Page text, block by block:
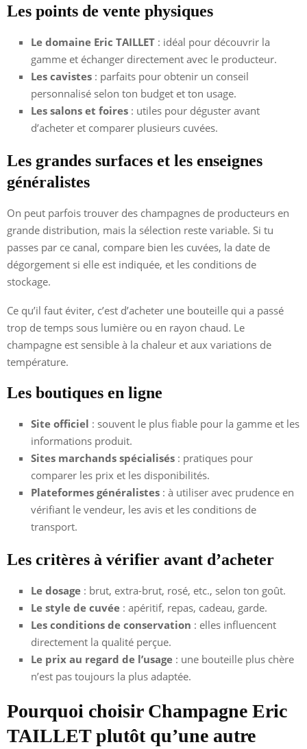
Les points de vente physiques
Le domaine Eric TAILLET : idéal pour découvrir la
gamme et échanger directement avec le producteur.
Les cavistes : parfaits pour obtenir un conseil
personnalisé selon ton budget et ton usage.
Les salons et foires : utiles pour déguster avant
d’acheter et comparer plusieurs cuvées.
Les grandes surfaces et les enseignes
généralistes
On peut parfois trouver des champagnes de producteurs en
grande distribution, mais la sélection reste variable. Si tu
passes par ce canal, compare bien les cuvées, la date de
dégorgement si elle est indiquée, et les conditions de
stockage.
Ce qu’il faut éviter, c’est d’acheter une bouteille qui a passé
trop de temps sous lumière ou en rayon chaud. Le
champagne est sensible à la chaleur et aux variations de
température.
Les boutiques en ligne
Site officiel : souvent le plus fiable pour la gamme et les
informations produit.
Sites marchands spécialisés : pratiques pour
comparer les prix et les disponibilités.
Plateformes généralistes : à utiliser avec prudence en
vérifiant le vendeur, les avis et les conditions de
transport.
Les critères à vérifier avant d’acheter
Le dosage : brut, extra-brut, rosé, etc., selon ton goût.
Le style de cuvée : apéritif, repas, cadeau, garde.
Les conditions de conservation : elles influencent
directement la qualité perçue.
Le prix au regard de l’usage : une bouteille plus chère
n’est pas toujours la plus adaptée.
Pourquoi choisir Champagne Eric
TAILLET plutôt qu’une autre